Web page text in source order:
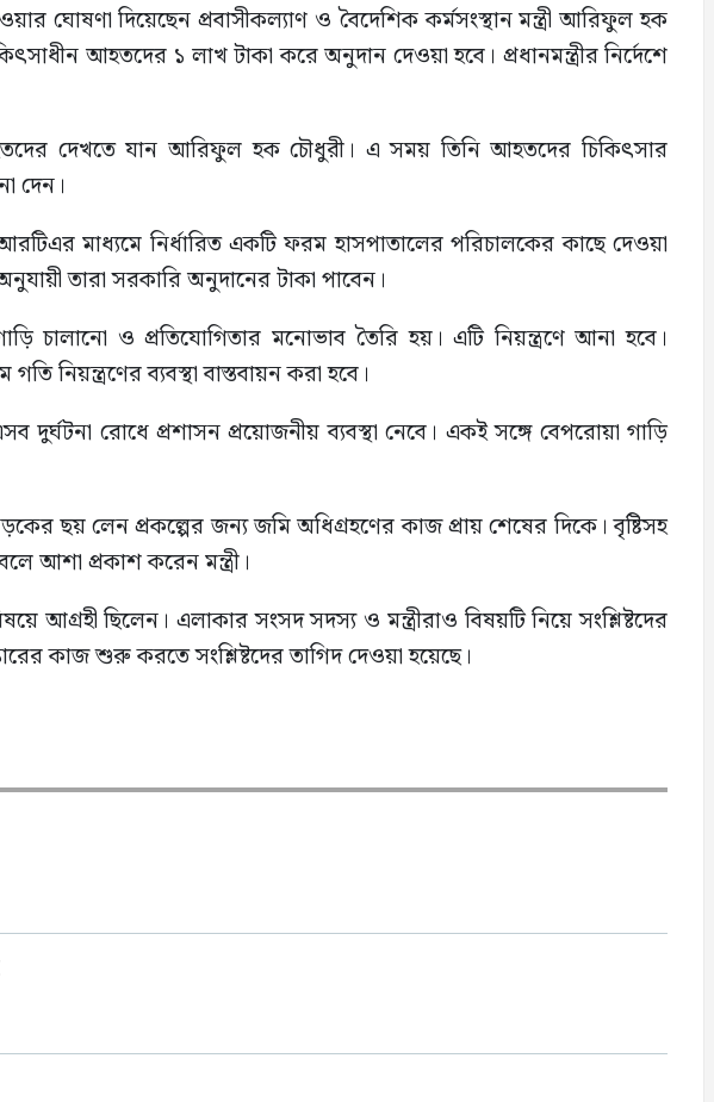
ঘোষণা দিয়েছেন প্রবাসীকল্যাণ ও বৈদেশিক কর্মসংস্থান মন্ত্রী আরিফুল হক
আহতদের ১ লাখ টাকা করে অনুদান দেওয়া হবে। প্রধানমন্ত্রীর নির্দেশে
দেখতে যান আরিফুল হক চৌধুরী। এ সময় তিনি আহতদের চিকিৎসার
দেন।
মাধ্যমে নির্ধারিত একটি ফরম হাসপাতালের পরিচালকের কাছে দেওয়া
তারা সরকারি অনুদানের টাকা পাবেন।
ও প্রতিযোগিতার মনোভাব তৈরি হয়। এটি নিয়ন্ত্রণে আনা হবে।
নিয়ন্ত্রণের ব্যবস্থা বাস্তবায়ন করা হবে।
রোধে প্রশাসন প্রয়োজনীয় ব্যবস্থা নেবে। একই সঙ্গে বেপরোয়া গাড়ি
ছয় লেন প্রকল্পের জন্য জমি অধিগ্রহণের কাজ প্রায় শেষের দিকে। বৃষ্টিসহ
আশা প্রকাশ করেন মন্ত্রী।
আগ্রহী ছিলেন। এলাকার সংসদ সদস্য ও মন্ত্রীরাও বিষয়টি নিয়ে সংশ্লিষ্টদের
কাজ শুরু করতে সংশ্লিষ্টদের তাগিদ দেওয়া হয়েছে।